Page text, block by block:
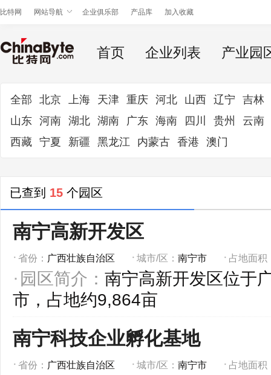
比特网 网站导航 企业俱乐部 产品库 加入收藏
首页 企业列表 产业园
全部 北京 上海 天津 重庆 河北 山西 辽宁
吉林
山东 河南 湖北 湖南 广东 海南 四川 贵州
云南
西藏 宁夏 新疆 黑龙江 内蒙古 香港 澳门
已查到 15 个园区
南宁高新开发区
省份： 广西壮族自治区 城市/区： 南宁市 占地面积
园区简介： 南宁高新开发区位于
市，占地约9,864亩
南宁科技企业孵化基地
省份： 广西壮族自治区 城市/区： 南宁市 占地面积